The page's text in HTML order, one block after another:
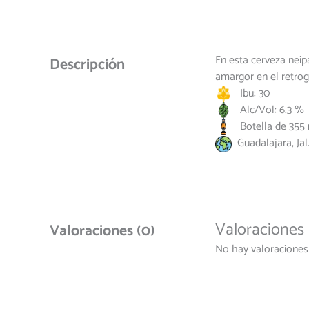
Descripción
En esta cerveza
amargor en el
Ibu: 30
Alc/Vol: 6.3 %
Botella de 355
Guadalajara, Jal.
Valoraciones (0) Valoraciones
No hay